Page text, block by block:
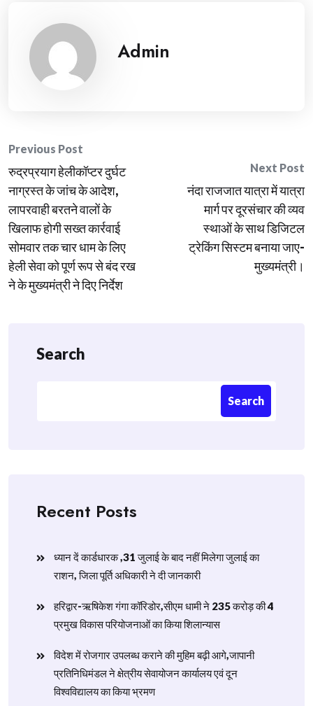
Admin
Post
navigation
Previous Post
रुद्रप्रयाग हेलीकॉप्टर दुर्घट
नाग्रस्त के जांच के आदेश,
लापरवाही बरतने वालों के
खिलाफ होगी सख्त कार्रवाई
सोमवार तक चार धाम के लिए
हेली सेवा को पूर्ण रूप से बंद रख
ने के मुख्यमंत्री ने दिए निर्देश
Next Post
नंदा राजजात यात्रा में यात्रा
मार्ग पर दूरसंचार की व्यव
स्थाओं के साथ डिजिटल
ट्रेकिंग सिस्टम बनाया जाए-
मुख्यमंत्री।
Search
Search
Recent Posts
ध्यान दें कार्डधारक ,31 जुलाई के बाद नहीं मिलेगा जुलाई का
राशन, जिला पूर्ति अधिकारी ने दी जानकारी
हरिद्वार-ऋषिकेश गंगा कॉरिडोर,सीएम धामी ने 235 करोड़ की 4
प्रमुख विकास परियोजनाओं का किया शिलान्यास
विदेश में रोजगार उपलब्ध कराने की मुहिम बढ़ी आगे,जापानी
प्रतिनिधिमंडल ने क्षेत्रीय सेवायोजन कार्यालय एवं दून
विश्वविद्यालय का किया भ्रमण